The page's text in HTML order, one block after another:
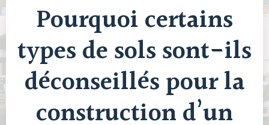
Pourquoi certains
types de sols sont-ils
déconseillés pour la
construction d’un